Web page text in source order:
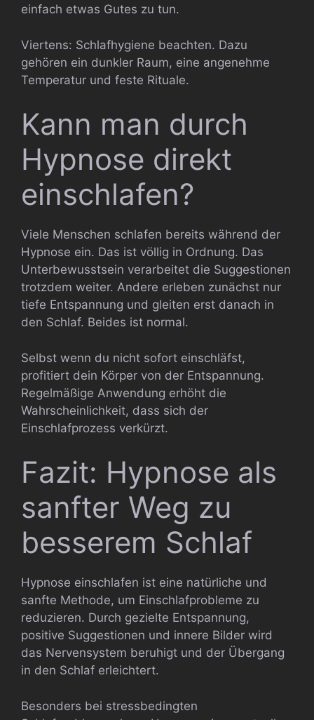
einfach etwas Gutes zu tun.
Viertens: Schlafhygiene beachten. Dazu
gehören ein dunkler Raum, eine angenehme
Temperatur und feste Rituale.
Kann man durch
Hypnose direkt
einschlafen?
Viele Menschen schlafen bereits während der
Hypnose ein. Das ist völlig in Ordnung. Das
Unterbewusstsein verarbeitet die Suggestionen
trotzdem weiter. Andere erleben zunächst nur
tiefe Entspannung und gleiten erst danach in
den Schlaf. Beides ist normal.
Selbst wenn du nicht sofort einschläfst,
profitiert dein Körper von der Entspannung.
Regelmäßige Anwendung erhöht die
Wahrscheinlichkeit, dass sich der
Einschlafprozess verkürzt.
Fazit: Hypnose als
sanfter Weg zu
besserem Schlaf
Hypnose einschlafen ist eine natürliche und
sanfte Methode, um Einschlafprobleme zu
reduzieren. Durch gezielte Entspannung,
positive Suggestionen und innere Bilder wird
das Nervensystem beruhigt und der Übergang
in den Schlaf erleichtert.
Besonders bei stressbedingten